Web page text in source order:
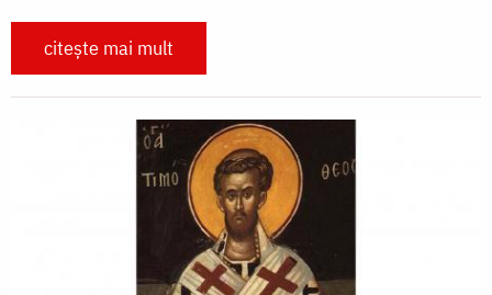
citește mai mult